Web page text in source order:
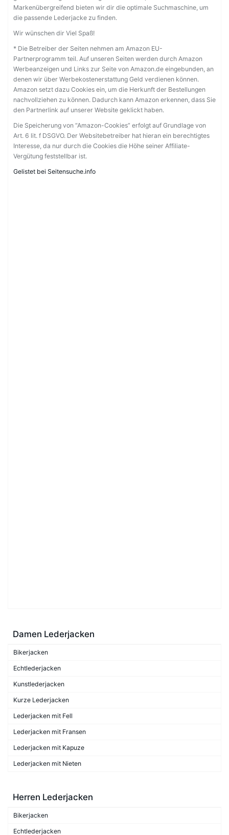
Markenübergreifend bieten wir dir die optimale Suchmaschine, um
die passende Lederjacke zu finden.
Wir wünschen dir Viel Spaß!
* Die Betreiber der Seiten nehmen am Amazon EU-
Partnerprogramm teil. Auf unseren Seiten werden durch Amazon
Werbeanzeigen und Links zur Seite von Amazon.de eingebunden, an
denen wir über Werbekostenerstattung Geld verdienen können.
Amazon setzt dazu Cookies ein, um die Herkunft der Bestellungen
nachvollziehen zu können. Dadurch kann Amazon erkennen, dass Sie
den Partnerlink auf unserer Website geklickt haben.
Die Speicherung von “Amazon-Cookies” erfolgt auf Grundlage von
Art. 6 lit. f DSGVO. Der Websitebetreiber hat hieran ein berechtigtes
Interesse, da nur durch die Cookies die Höhe seiner Affiliate-
Vergütung feststellbar ist.
Gelistet bei Seitensuche.info
Damen Lederjacken
Bikerjacken
Echtlederjacken
Kunstlederjacken
Kurze Lederjacken
Lederjacken mit Fell
Lederjacken mit Fransen
Lederjacken mit Kapuze
Lederjacken mit Nieten
Herren Lederjacken
Bikerjacken
Echtlederjacken